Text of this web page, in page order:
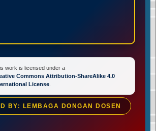
work is licensed under a
Commons Attribution-ShareAlike 4.0
License
BY: LEMBAGA DONGAN DOSEN